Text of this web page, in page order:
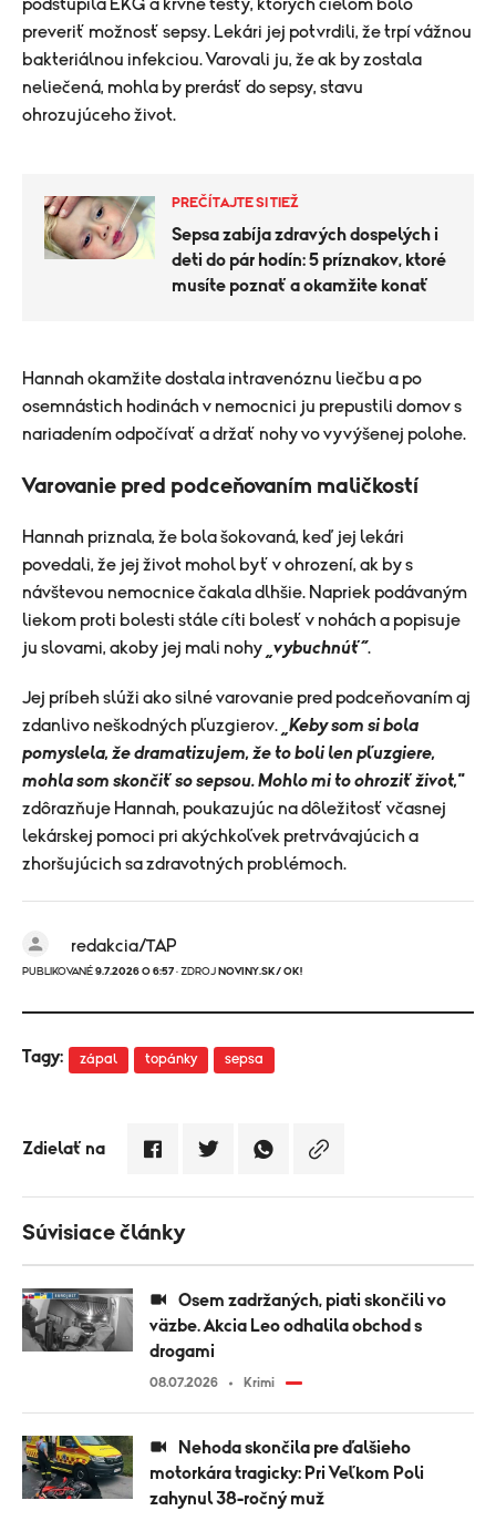
podstúpila EKG a krvné testy, ktorých cieľom bolo
preveriť možnosť sepsy. Lekári jej potvrdili, že trpí vážnou
bakteriálnou infekciou. Varovali ju, že ak by zostala
neliečená, mohla by prerásť do sepsy, stavu
ohrozujúceho život.
PREČÍTAJTE SI TIEŽ
Sepsa zabíja zdravých dospelých i
deti do pár hodín: 5 príznakov, ktoré
musíte poznať a okamžite konať
Hannah okamžite dostala intravenóznu liečbu a po
osemnástich hodinách v nemocnici ju prepustili domov s
nariadením odpočívať a držať nohy vo vyvýšenej polohe.
Varovanie pred podceňovaním maličkostí
Hannah priznala, že bola šokovaná, keď jej lekári
povedali, že jej život mohol byť v ohrození, ak by s
návštevou nemocnice čakala dlhšie. Napriek podávaným
liekom proti bolesti stále cíti bolesť v nohách a popisuje
ju slovami, akoby jej mali nohy
„vybuchnúť“.
Jej príbeh slúži ako silné varovanie pred podceňovaním aj
zdanlivo neškodných pľuzgierov.
„Keby som si bola
pomyslela, že dramatizujem, že to boli len pľuzgiere,
mohla som skončiť so sepsou. Mohlo mi to ohroziť život,"
zdôrazňuje Hannah, poukazujúc na dôležitosť včasnej
lekárskej pomoci pri akýchkoľvek pretrvávajúcich a
zhoršujúcich sa zdravotných problémoch.
redakcia/TAP
PUBLIKOVANÉ 9.7.2026 O 6:57 · ZDROJ NOVINY.SK/ OK!
Tagy: zápal topánky sepsa
Zdielať na
Súvisiace články
väzbe. Akcia Leo odhalila obchod s
drogami
08.07.2026 Krimi
motorkára tragicky: Pri Veľkom Poli
zahynul 38-ročný muž